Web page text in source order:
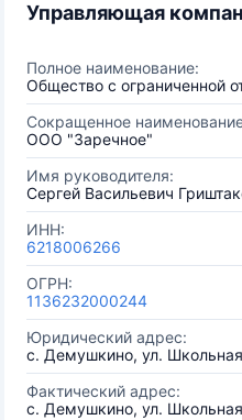
Управляющая
Полное наименование:
Общество с ограниченной
Сокращенное
ООО "Заречное"
Имя руководителя:
Сергей Васильевич
ИНН:
6218006266
ОГРН:
1136232000244
Юридический адрес:
с. Демушкино, ул.
Фактический адрес:
с. Демушкино, ул.